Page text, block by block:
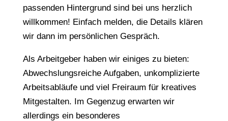
passenden Hintergrund sind bei uns herzlich
willkommen! Einfach melden, die Details klären
wir dann im persönlichen Gespräch.
Als Arbeitgeber haben wir einiges zu bieten:
Abwechslungsreiche Aufgaben, unkomplizierte
Arbeitsabläufe und viel Freiraum für kreatives
Mitgestalten. Im Gegenzug erwarten wir
allerdings ein besonderes